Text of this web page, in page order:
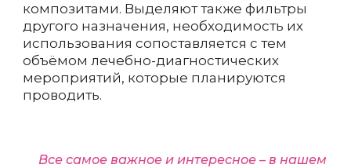
композитами. Выделяют также фильтры
другого назначения, необходимость их
использования сопоставляется с тем
объёмом лечебно-диагностических
мероприятий, которые планируются
проводить.
Все самое важное и интересное – в нашем